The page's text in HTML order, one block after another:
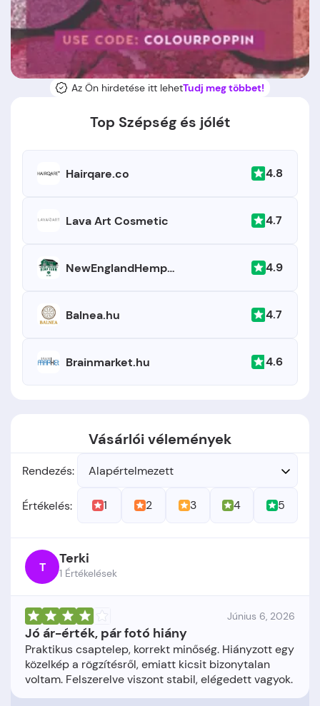
Az Ön hirdetése itt lehetTudj meg többet!
Top Szépség és jólét
Hairqare.co 4.8
Lava Art Cosmetic 4.7
NewEnglandHempFarm.com 4.9
Balnea.hu 4.7
Brainmarket.hu 4.6
Vásárlói vélemények
Rendezés: Alapértelmezett
Értékelés: 1 2 3 4 5
T Terki
1 Értékelések
Június 6, 2026
Jó ár-érték, pár fotó hiány
Praktikus csaptelep, korrekt minőség. Hiányzott egy
közelkép a rögzítésről, emiatt kicsit bizonytalan